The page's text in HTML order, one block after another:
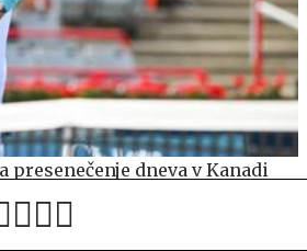
presenečenje dneva v Kanadi